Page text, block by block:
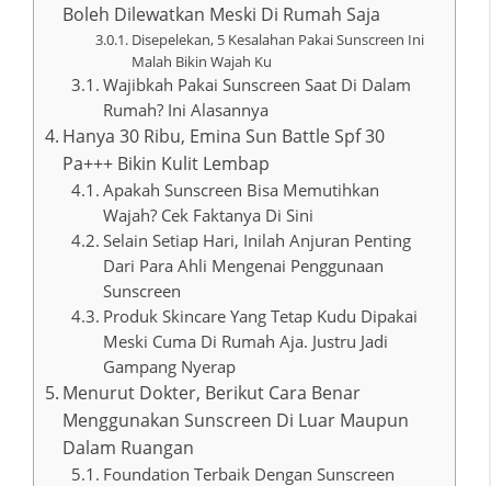
Boleh Dilewatkan Meski Di Rumah Saja
Disepelekan, 5 Kesalahan Pakai Sunscreen Ini
Malah Bikin Wajah Ku
Wajibkah Pakai Sunscreen Saat Di Dalam
Rumah? Ini Alasannya
Hanya 30 Ribu, Emina Sun Battle Spf 30
Pa+++ Bikin Kulit Lembap
Apakah Sunscreen Bisa Memutihkan
Wajah? Cek Faktanya Di Sini
Selain Setiap Hari, Inilah Anjuran Penting
Dari Para Ahli Mengenai Penggunaan
Sunscreen
Produk Skincare Yang Tetap Kudu Dipakai
Meski Cuma Di Rumah Aja. Justru Jadi
Gampang Nyerap
Menurut Dokter, Berikut Cara Benar
Menggunakan Sunscreen Di Luar Maupun
Dalam Ruangan
Foundation Terbaik Dengan Sunscreen